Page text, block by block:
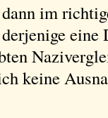
im
keine